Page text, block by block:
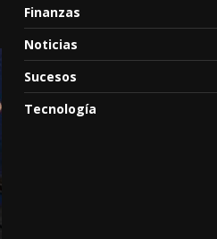
Finanzas
Noticias
Sucesos
Tecnología